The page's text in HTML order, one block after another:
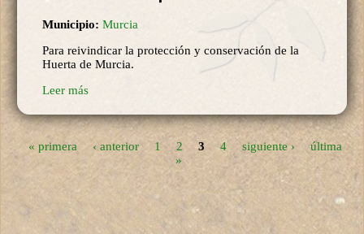
Municipio: Murcia
Para reivindicar la protección y conservación de la
Huerta de Murcia.
Leer más
Páginas
« primera ‹ anterior 1 2 3 4 siguiente ›
última
»